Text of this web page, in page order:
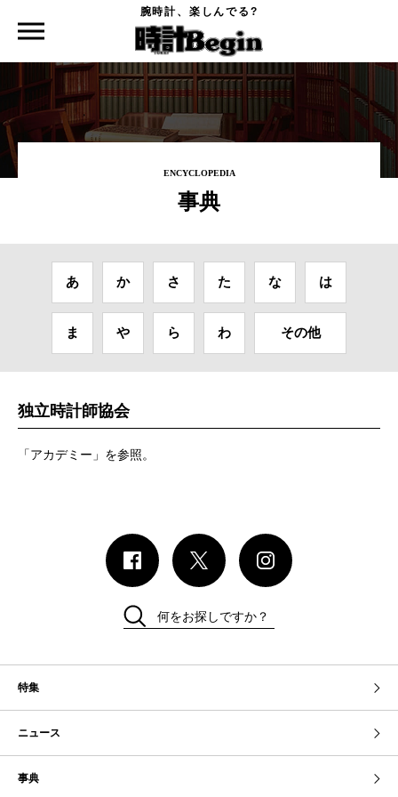
腕時計、楽しんでる?
独立時計師協会
ENCYCLOPEDIA
事典
あ か さ た な は
ま や ら わ その他
独立時計師協会
「アカデミー」を参照。
特集
ニュース
事典
何をお探しですか？